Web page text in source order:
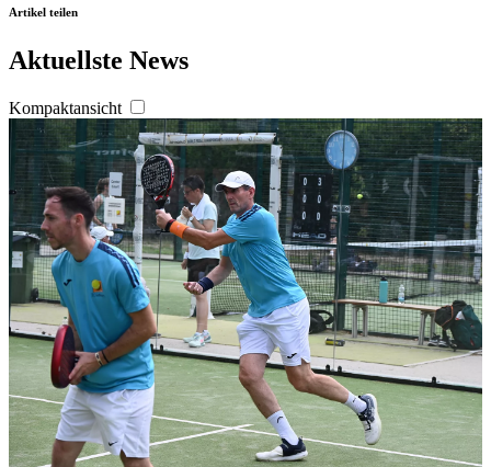
Artikel teilen
Aktuellste News
Kompaktansicht